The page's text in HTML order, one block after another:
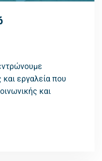
εργαλεία που
και